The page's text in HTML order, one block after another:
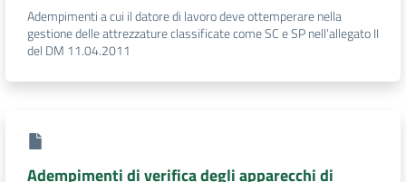
Adempimenti a cui il datore di lavoro deve ottemperare nella
gestione delle attrezzature classificate come SC e SP nell’allegato II
del DM 11.04.2011
Adempimenti di verifica degli apparecchi di